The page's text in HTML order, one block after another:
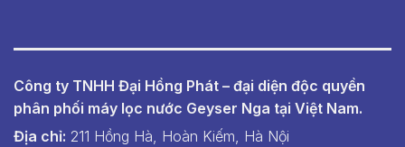
Công ty TNHH Đại Hồng Phát – đại diện độc quyền
phân phối máy lọc nước Geyser Nga tại Việt Nam.
Địa chỉ: 211 Hồng Hà, Hoàn Kiếm, Hà Nội